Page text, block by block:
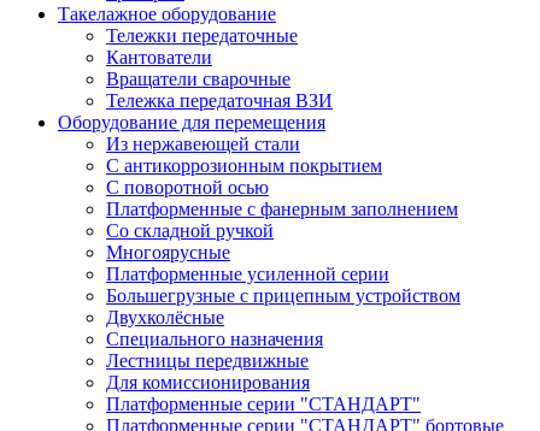
Такелажное оборудование
Тележки передаточные
Кантователи
Вращатели сварочные
Тележка передаточная ВЗИ
Оборудование для перемещения
Из нержавеющей стали
С антикоррозионным покрытием
С поворотной осью
Платформенные с фанерным заполнением
Со складной ручкой
Многоярусные
Платформенные усиленной серии
Большегрузные с прицепным устройством
Двухколёсные
Специального назначения
Лестницы передвижные
Для комиссионирования
Платформенные серии "СТАНДАРТ"
Платформенные серии "СТАНДАРТ" бортовые